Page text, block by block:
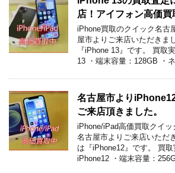
店！アイフォン高価
iPhone買取のクイック名古
屋市よりご来店いただきま
『iPhone 13』です。 買取
13 ・端末容量：128GB ・
名古屋市より
ご来店頂きました。
iPhone/iPad高価買取クイ
名古屋市よりご来店いただ
は『iPhone12』です。 買取
iPhone12 ・端末容量：